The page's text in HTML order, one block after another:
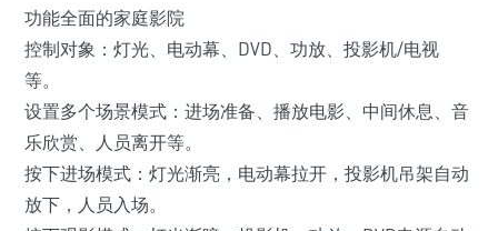
功能全面的家庭影院
控制对象：灯光、电动幕、DVD、功放、投影机/电视
等。
设置多个场景模式：进场准备、播放电影、中间休息、音
乐欣赏、人员离开等。
按下进场模式：灯光渐亮，电动幕拉开，投影机吊架自动
放下，人员入场。